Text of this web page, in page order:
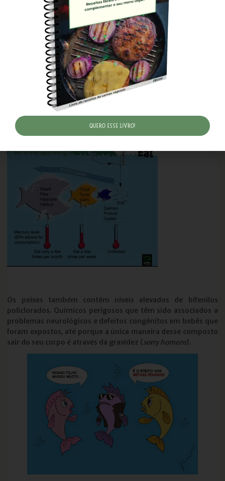
A exposição a este metal traz graves consequências para a
saúde, entre as quais o aumento de risco de câncer, doença
cardíaca e até a morte. Estudos comprovaram que quando
um grupo de pessoas deixou de consumir peixe, os níveis de
mercúrio no sangue diminuíram e com isso diminuem
também a perda de cabelo, a fadiga, a depressão, a falta de
concentração e até a dor de cabeça.
Os peixes também contêm níveis elevados de bifenilos
policlorados. Químicos perigosos que têm sido associados a
problemas neurológicos e defeitos congênitos em bebês que
foram expostos, até porque a única maneira desse composto
sair do seu corpo é através da gravidez (sorry homens).
Quero esse livro!